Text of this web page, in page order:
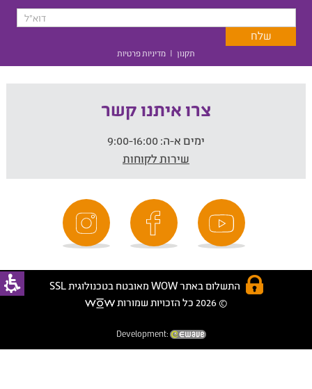
תקנון | מדיניות פרטיות
צרו איתנו קשר
ימים א-ה:
שירות לקוחות
התשלום באתר WOW מאובטח בטכנולוגית SSL
© 2026 כל הזכויות שמורות
Development: